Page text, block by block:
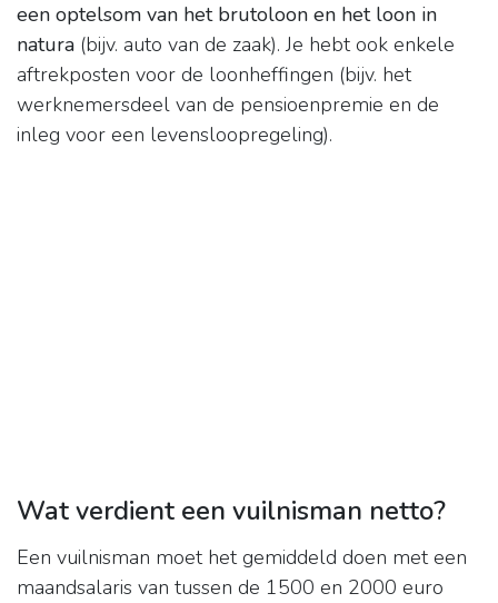
een optelsom van het brutoloon en het loon in
natura (bijv. auto van de zaak). Je hebt ook enkele
aftrekposten voor de loonheffingen (bijv. het
werknemersdeel van de pensioenpremie en de
inleg voor een levensloopregeling).
Wat verdient een vuilnisman netto?
Een vuilnisman moet het gemiddeld doen met een
maandsalaris van tussen de 1500 en 2000 euro